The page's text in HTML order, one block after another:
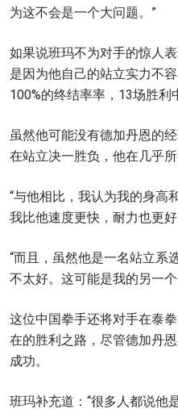
为这不会是一个大问题。”
如果说班玛不为对手的惊人
是因为他自己的站立实力不
100%的终结率率，13场胜利
虽然他可能没有德加丹恩的
在站立决一胜负，他在几乎
“与他相比，我认为我的身高
我比他速度更快，耐力也更好
“而且，虽然他是一名站立系
不太好。这可能是我的另一
这位中国拳手还将对手在泰
在的胜利之路，尽管德加丹
成功。
班玛补充道：“很多人都说他